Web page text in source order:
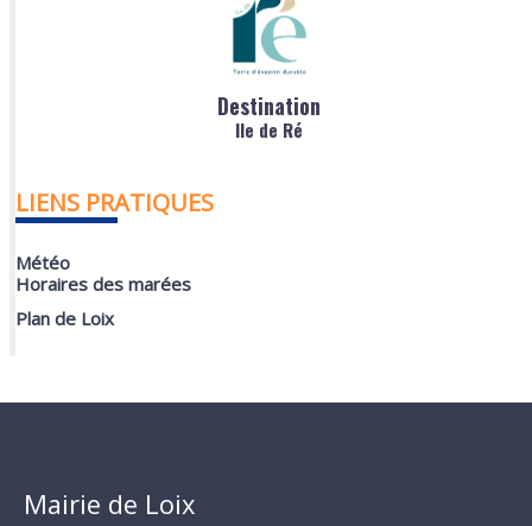
Destination
Ile de Ré
LIENS PRATIQUES
Météo
Horaires des marées
Plan de Loix
Mairie de Loix